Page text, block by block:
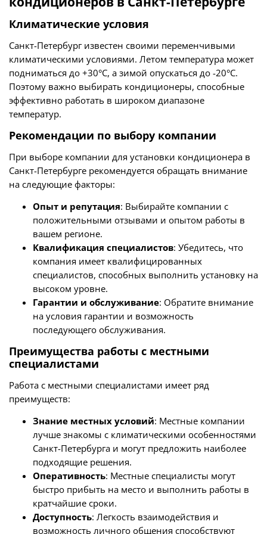
Климатические условия
Санкт-Петербург известен своими переменчивыми
климатическими условиями. Летом температура может
подниматься до +30°C, а зимой опускаться до -20°C.
Поэтому важно выбирать кондиционеры, способные
эффективно работать в широком диапазоне
температур.
Рекомендации по выбору компании
При выборе компании для установки кондиционера в
Санкт-Петербурге рекомендуется обращать внимание
на следующие факторы:
Опыт и репутация: Выбирайте компании с
положительными отзывами и опытом работы в
вашем регионе.
Квалификация специалистов: Убедитесь, что
компания имеет квалифицированных
специалистов, способных выполнить установку на
высоком уровне.
Гарантии и обслуживание: Обратите внимание
на условия гарантии и возможность
последующего обслуживания.
Преимущества работы с местными
специалистами
Работа с местными специалистами имеет ряд
преимуществ:
Знание местных условий: Местные компании
лучше знакомы с климатическими особенностями
Санкт-Петербурга и могут предложить наиболее
подходящие решения.
Оперативность: Местные специалисты могут
быстро прибыть на место и выполнить работы в
кратчайшие сроки.
Доступность: Легкость взаимодействия и
возможность личного общения способствуют